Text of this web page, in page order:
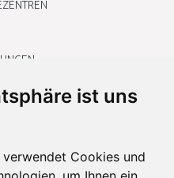
ist uns
verwendet Cookies und